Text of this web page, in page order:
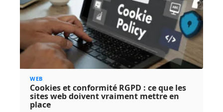
WEB
Cookies et conformité RGPD : ce que les
sites web doivent vraiment mettre en
place